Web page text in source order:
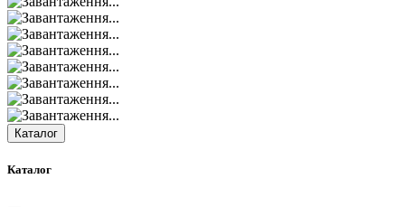
Каталог
Каталог